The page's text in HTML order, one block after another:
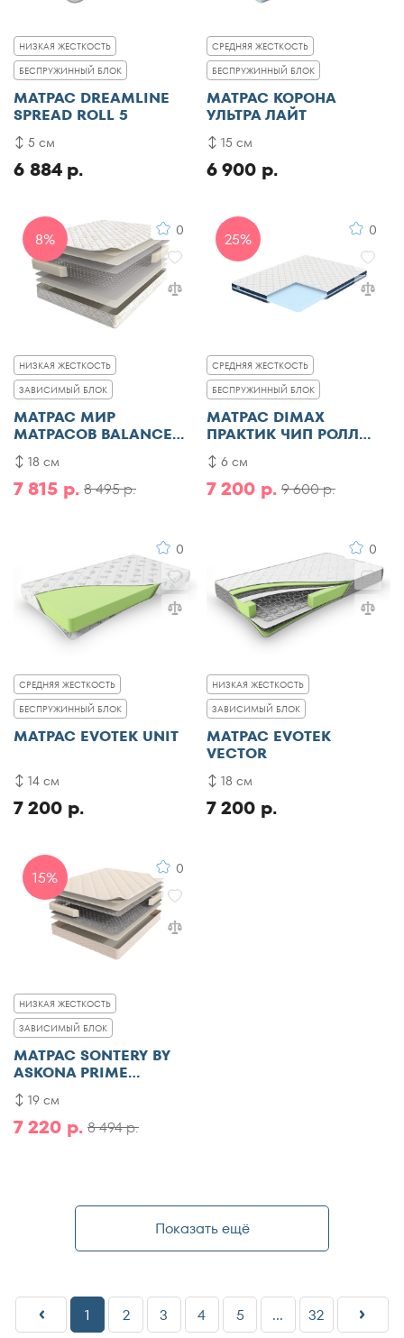
НИЗКАЯ ЖЕСТКОСТЬ
БЕСПРУЖИННЫЙ БЛОК
МАТРАС DREAMLINE
SPREAD ROLL 5
6 884 р.
5 см
СРЕДНЯЯ ЖЕСТКОСТЬ
БЕСПРУЖИННЫЙ БЛОК
МАТРАС КОРОНА
УЛЬТРА ЛАЙТ
6 900 р.
15 см
8% 0
НИЗКАЯ ЖЕСТКОСТЬ
ЗАВИСИМЫЙ БЛОК
МАТРАС МИР
МАТРАСОВ BALANCE
SMART
8 495 р.
7 815 р.
18 см
25% 0
СРЕДНЯЯ ЖЕСТКОСТЬ
БЕСПРУЖИННЫЙ БЛОК
МАТРАС DIMAX
ПРАКТИК ЧИП РОЛЛ
БАЛАНС ФОАМ ФАЙВ
9 600 р.
7 200 р.
6 см
0
СРЕДНЯЯ ЖЕСТКОСТЬ
БЕСПРУЖИННЫЙ БЛОК
МАТРАС EVOTEK UNIT
7 200 р.
14 см
0
НИЗКАЯ ЖЕСТКОСТЬ
ЗАВИСИМЫЙ БЛОК
МАТРАС EVOTEK
VECTOR
7 200 р.
18 см
15% 0
НИЗКАЯ ЖЕСТКОСТЬ
ЗАВИСИМЫЙ БЛОК
МАТРАС SONTERY BY
ASKONA PRIME
STANDART
8 494 р.
7 220 р.
19 см
Показать ещё
1 2 3 4 5 ... 32